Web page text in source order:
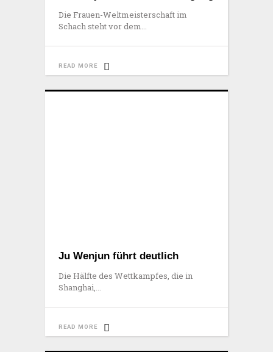
Die Frauen-Weltmeisterschaft im
Schach steht vor dem
READ MORE
Ju Wenjun führt deutlich
Die Hälfte des Wettkampfes, die in
Shanghai,
READ MORE